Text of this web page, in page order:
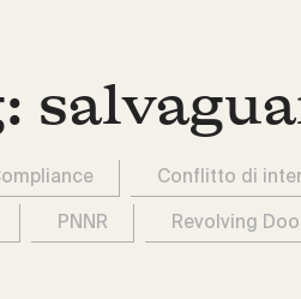
Conflitto di
PNNR Revolving